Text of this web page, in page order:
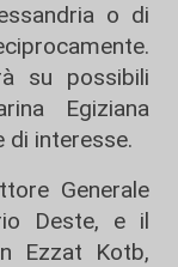
o di
su possibili
Egiziana
di interesse.
Generale
Deste, e il
Ezzat Kotb,